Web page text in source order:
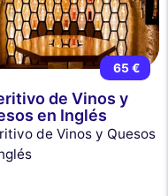
65 €
de Vinos y
en Inglés
de Vinos y Quesos